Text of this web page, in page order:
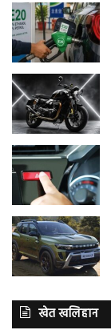
खेत खलिहान